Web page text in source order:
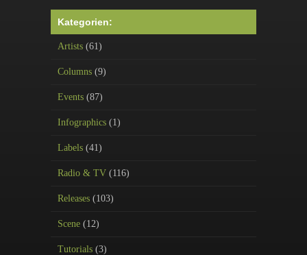
Kategorien:
Artists (61)
Columns (9)
Events (87)
Infographics (1)
Labels (41)
Radio & TV (116)
Releases (103)
Scene (12)
Tutorials (3)